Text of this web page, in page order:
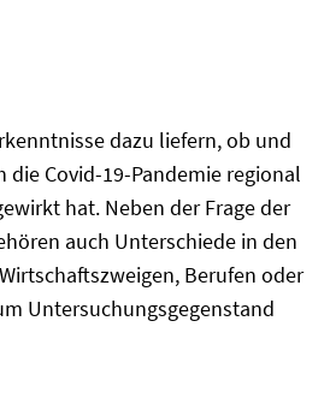
dazu liefern, ob und
die Covid-19-Pandemie regional
hat. Neben der Frage der
auch Unterschiede in den
Berufen oder
Untersuchungsgegenstand